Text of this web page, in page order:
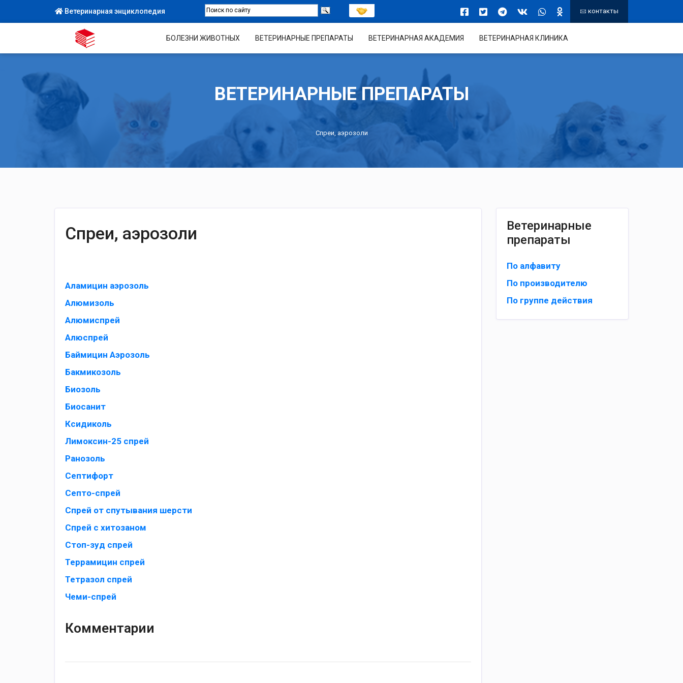
Ветеринарная энциклопедия контакты
БОЛЕЗНИ ЖИВОТНЫХ ВЕТЕРИНАРНЫЕ ПРЕПАРАТЫ ВЕТЕРИНАРНАЯ АКАДЕМИЯ ВЕТЕРИНАРНАЯ КЛИНИКА
ВЕТЕРИНАРНЫЕ ПРЕПАРАТЫ
Спреи, аэрозоли
Ветеринарные
препараты
По алфавиту
По производителю
По группе действия
Спреи, аэрозоли
Аламицин аэрозоль
Алюмизоль
Алюмиспрей
Алюспрей
Баймицин Аэрозоль
Бакмикозоль
Биозоль
Биосанит
Ксидиколь
Лимоксин-25 спрей
Ранозоль
Септифорт
Септо-спрей
Спрей от спутывания шерсти
Спрей с хитозаном
Стоп-зуд спрей
Террамицин спрей
Тетразол спрей
Чеми-спрей
Комментарии